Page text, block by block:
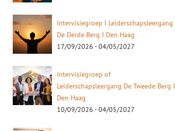
Intervisiegroep I Leiderschapsleergang
De Derde Berg I Den Haag
17/09/2026 - 04/05/2027
Intervisiegroep of
Leiderschapsleergang De Tweede Berg I
Den Haag
10/09/2026 - 04/05/2027